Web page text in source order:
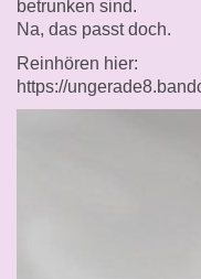
betrunken sind.
Na, das passt doch.
Reinhören hier:
https://